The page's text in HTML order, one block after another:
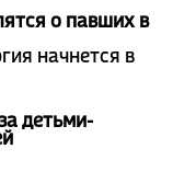
о павших в
начнется в
детьми-